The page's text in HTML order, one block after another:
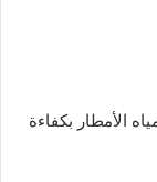
الأمطار بكفاءة